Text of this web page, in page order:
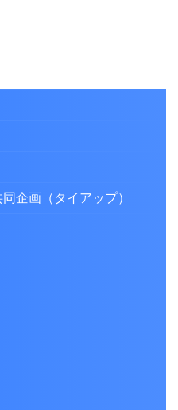
企画（タイアップ）